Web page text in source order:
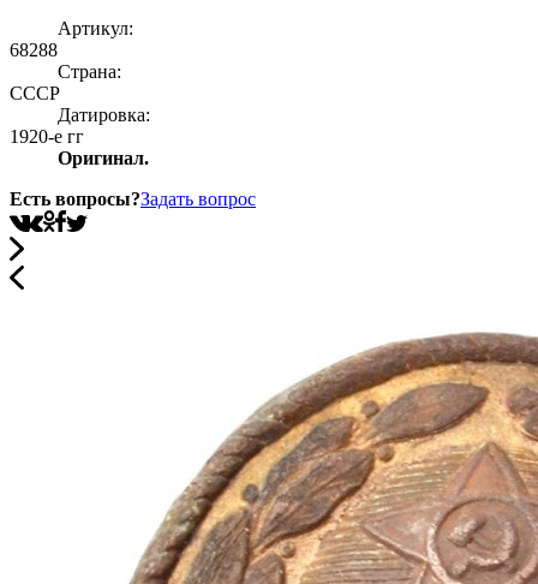
Артикул:
68288
Страна:
СССР
Датировка:
1920-е гг
Оригинал.
Есть вопросы?Задать вопрос